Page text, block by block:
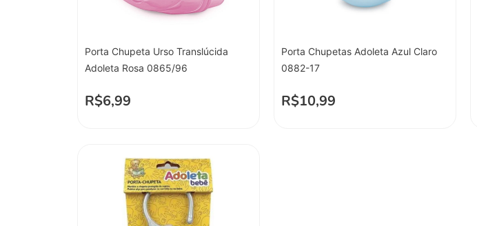
Porta Chupeta Urso Translúcida
Adoleta Rosa 0865/96
R$6,99
Porta Chupetas Adoleta Azul Claro
0882-17
R$10,99